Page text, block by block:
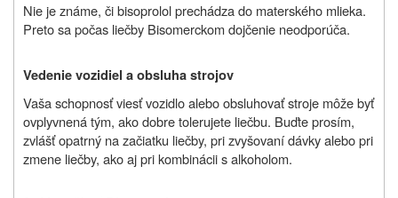
Nie je známe, či bisoprolol prechádza do materského mlieka.
Preto sa počas liečby Bisomerckom dojčenie neodporúča.
Vedenie vozidiel a obsluha strojov
Vaša schopnosť viesť vozidlo alebo obsluhovať stroje môže byť
ovplyvnená tým, ako dobre tolerujete liečbu. Buďte prosím,
zvlášť opatrný na začiatku liečby, pri zvyšovaní dávky alebo pri
zmene liečby, ako aj pri kombinácii s alkoholom.